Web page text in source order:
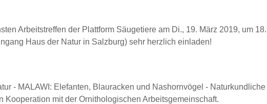
Arbeitstreffen der Plattform Säugetiere am Di., 19. März 2019, um
Haus der Natur in Salzburg) sehr herzlich einladen!
- MALAWI: Elefanten, Blauracken und Nashornvögel -
mit der Ornithologischen Arbeitsgemeinschaft.